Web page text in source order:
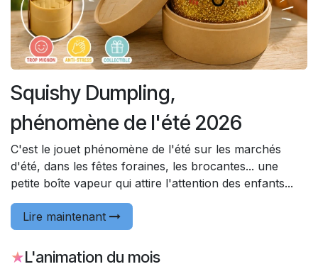
Squishy Dumpling,
phénomène de l'été 2026
C'est le jouet phénomène de l'été sur les marchés
d'été, dans les fêtes foraines, les brocantes... une
petite boîte vapeur qui attire l'attention des enfants...
Lire maintenant
★L'animation du mois